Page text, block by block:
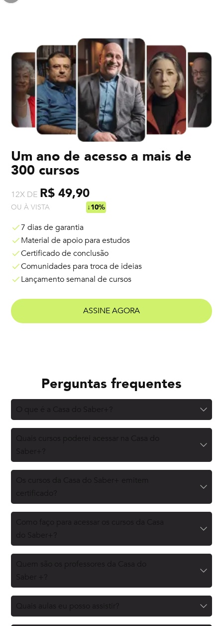
Um ano de acesso a mais de
300 cursos
12X DE R$ 49,90
OU À VISTA ↓10%
7 dias de garantia
Material de apoio para estudos
Certificado de conclusão
Comunidades para troca de ideias
Lançamento semanal de cursos
ASSINE AGORA
Perguntas frequentes